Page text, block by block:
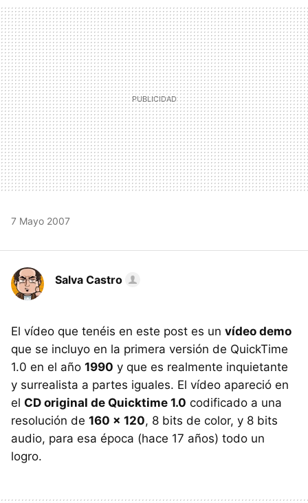
MAIL
7 Mayo 2007
Salva Castro
El vídeo que tenéis en este post es un vídeo demo
que se incluyo en la primera versión de QuickTime
1.0 en el año 1990 y que es realmente inquietante
y surrealista a partes iguales. El vídeo apareció en
el CD original de Quicktime 1.0 codificado a una
resolución de 160 x 120, 8 bits de color, y 8 bits
audio, para esa época (hace 17 años) todo un
logro.